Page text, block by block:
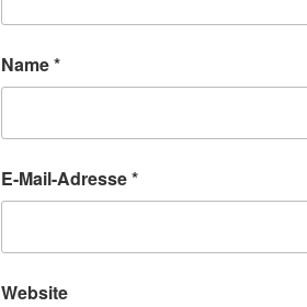
Name*
E-Mail-Adresse*
Website